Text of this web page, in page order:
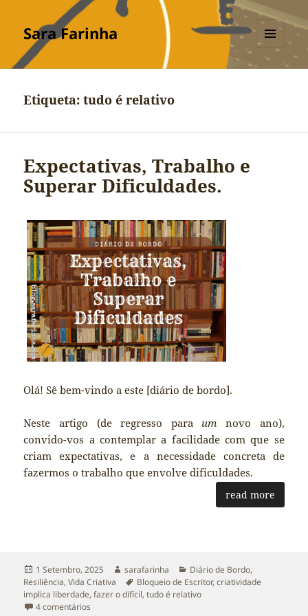
Sara Farinha
MENU
Etiqueta:tudo é relativo
Expectativas, Trabalho e
Superar Dificuldades.
Olá! Sê bem-vindo a este [diário de bordo].
Neste artigo (de regresso para um novo ano),
convido-vos a contemplar a facilidade com que se
criam expectativas, e a necessidade concreta de
fazermos o trabalho que envolve dificuldades.
read more
Publicado
a
1 Setembro, 2025 Autor
sarafarinha Categorias
Diário de Bordo,
Resiliência,Vida Criativa Etiquetas
Bloqueio de Escritor,criatividade
implica liberdade,fazer o difícil,tudo é relativo
4 comentários